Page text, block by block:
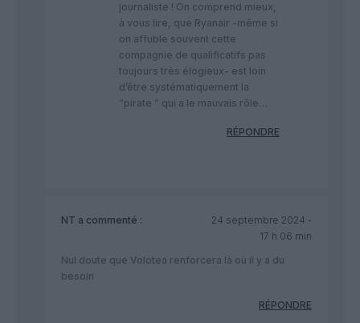
journaliste ! On comprend mieux,
à vous lire, que Ryanair -même si
on affuble souvent cette
compagnie de qualificatifs pas
toujours très élogieux- est loin
d’être systématiquement la
“pirate ” qui a le mauvais rôle…
RÉPONDRE
NT a commenté :
24 septembre 2024 -
17 h 06 min
Nul doute que Volotea renforcera là où il y a du
besoin
RÉPONDRE